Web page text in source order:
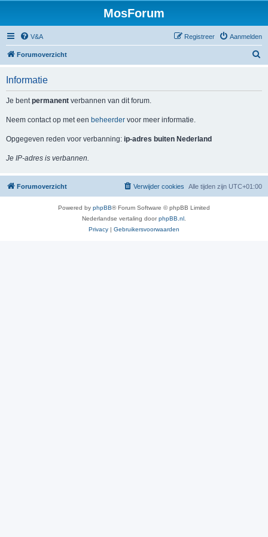
MosForum
V&A Aanmelden
Registreer
Forumoverzicht
Informatie
Je bentpermanent verbannen van dit forum.
Neem contact op met een beheerder voor meer informatie.
Opgegeven reden voor verbanning: ip-adres buiten Nederland
Je IP-adres is verbannen.
Forumoverzicht Alle tijden zijn UTC+01:00
Verwijder cookies
Powered by phpBB® Forum Software © phpBB Limited
Nederlandse vertaling doorphpBB.nl
Privacy | Gebruikersvoorwaarden